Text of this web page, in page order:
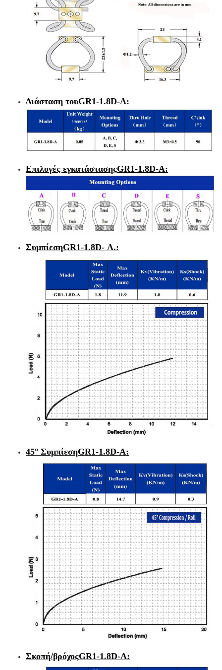
Διάσταση τουGR1-1.8D-A:
Επιλογές εγκατάστασηςGR1-1.8D-A:
ΣυμπίεσηGR1-1.8D- Α.:
45° ΣυμπίεσηGR1-1.8D-A:
Σκοπή/βρόχοςGR1-1.8D-A: